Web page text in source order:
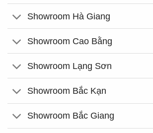
Showroom Hà Giang
Showroom Cao Bằng
Showroom Lạng Sơn
Showroom Bắc Kạn
Showroom Bắc Giang